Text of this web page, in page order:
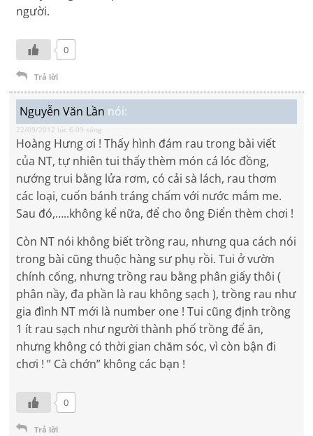
người.
0
Trả lời
Nguyễn Văn Lần nói:
22/09/2012 lúc 6:09 sáng
Hoàng Hưng ơi ! Thấy hình đám rau trong bài viết
của NT, tự nhiên tui thấy thèm món cá lóc đồng,
nướng trui bằng lửa rơm, có cải sà lách, rau thơm
các loại, cuốn bánh tráng chấm với nước mắm me.
Sau đó,…..không kể nữa, để cho ông Điển thèm chơi !
Còn NT nói không biết trồng rau, nhưng qua cách nói
trong bài cũng thuộc hàng sư phụ rồi. Tui ở vườn
chính cống, nhưng trồng rau bằng phân giấy thôi (
phân nầy, đa phần là rau không sạch ), trồng rau như
gia đình NT mới là number one ! Tui cũng định trồng
1 ít rau sạch như người thành phố trồng để ăn,
nhưng không có thời gian chăm sóc, vì còn bận đi
chơi ! ” Cà chớn” không các bạn !
0
Trả lời